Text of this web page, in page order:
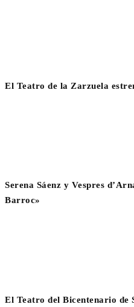
El Teatro de la Zarzuela
Serena Sáenz y Vespres
Barroc»
El Teatro del Bicentenario de